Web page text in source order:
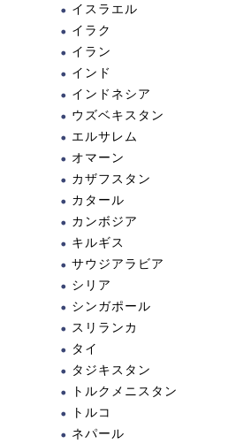
イスラエル
イラク
イラン
インド
インドネシア
ウズベキスタン
エルサレム
オマーン
カザフスタン
カタール
カンボジア
キルギス
サウジアラビア
シリア
シンガポール
スリランカ
タイ
タジキスタン
トルクメニスタン
トルコ
ネパール